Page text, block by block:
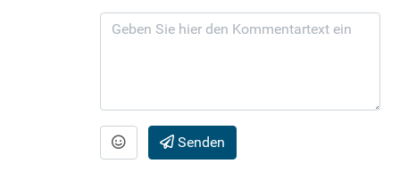
Senden